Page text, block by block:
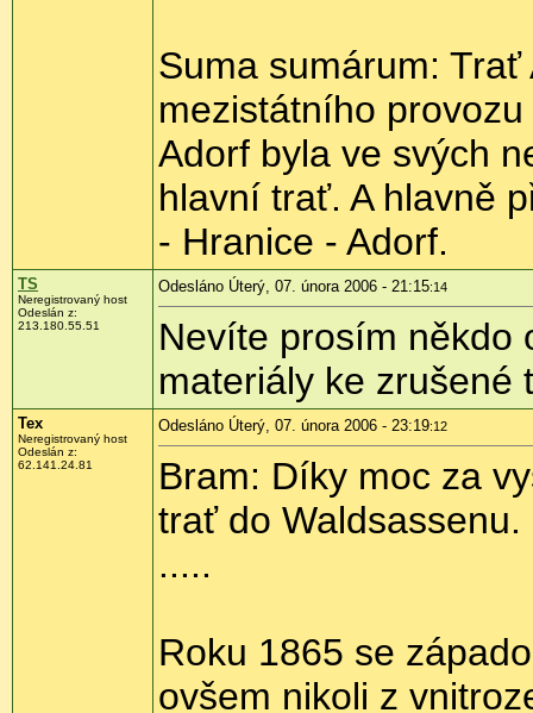
Suma sumárum:
mezistátního
Adorf byla ve svých
hlavní trať. A hlavně
- Hranice - Adorf.
TS
Neregistrovaný host
Odeslán z:
213.180.55.51
Odesláno Úterý, 07. února 2006 - 21:15:14
Nevíte prosím někdo
materiály ke zrušené
Tex
Neregistrovaný host
Odeslán z:
62.141.24.81
Odesláno Úterý, 07. února 2006 - 23:19:12
Bram: Díky moc za
trať do Waldsassenu.
.....
Roku 1865 se
ovšem nikoli z